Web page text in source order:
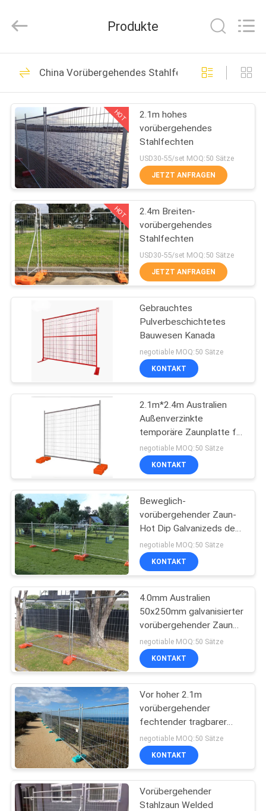
HAUS
PRODUKTE
ÜBER
UNS
FABRIK-
AUSFLUG
QUALITÄTSKONTROLLE
TRETEN
VERBINDUNG
FORDERN
ZITAT
NACHRICHTEN
2021
securityfence.com.
Reserved.
by
Stahlpalisade-
Fechten
74
Stahlkettenglied-
Fechten
68
Stahlröhrenfechten
Turm-Fechten
geschweißtes
Maschendrahtfechten
72
Antiaufstiegs-
Fechten
Produkte
China Vorübergehendes Stahlfechten
HOT
2.1m hohes
vorübergehendes
Stahlfechten
USD30-55/set MOQ:50 Sätze
JETZT ANFRAGEN
HOT
2.4m Breiten-
vorübergehendes
Stahlfechten
USD30-55/set MOQ:50 Sätze
JETZT ANFRAGEN
Gebrauchtes
Pulverbeschichtetes
Bauwesen Kanada
negotiable MOQ:50 Sätze
KONTAKT
2.1m*2.4m Australien
Außenverzinkte
temporäre Zaunplatte für
den Bau
negotiable MOQ:50 Sätze
KONTAKT
Beweglich-
vorübergehender Zaun-
Hot Dip Galvanizeds des
Metallstahlschweißens-
1.5m tragbare Platten
negotiable MOQ:50 Sätze
KONTAKT
4.0mm Australien
50x250mm galvanisierter
vorübergehender Zaun
Panels For Construction
negotiable MOQ:50 Sätze
KONTAKT
Vor hoher 2.1m
vorübergehender
fechtender tragbarer
geschweißter Stahldraht
HDG mit Klammern
negotiable MOQ:50 Sätze
KONTAKT
Vorübergehender
Stahlzaun Welded